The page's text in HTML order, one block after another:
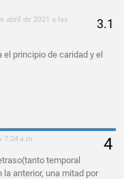
abril de 2021 a las
el principio de caridad y el
7:24 a.m.
temporal
anterior, una mitad por